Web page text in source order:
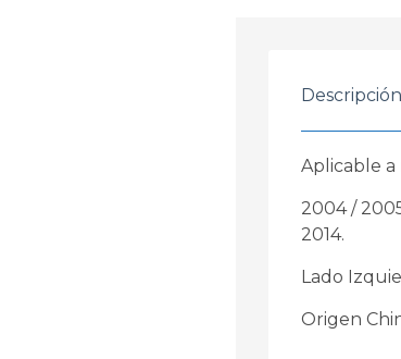
Descripción
Aplicable a
2004 /
2014.
Lado
Origen